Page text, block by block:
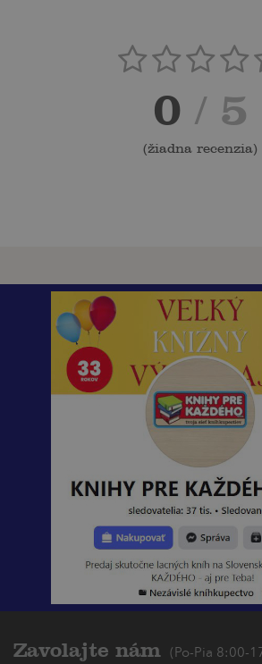
0 / 5
(žiadna recenzia)
Zavolajte nám (Po-Pia 8:00-